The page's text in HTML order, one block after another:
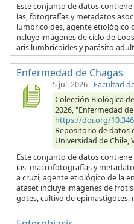
Este conjunto de datos
ías, fotografías y metadatos
lumbricoides, agente etiológico
ncluye imágenes de ciclo de
aris lumbricoides y parásito
Enfermedad de Chagas
5 jul. 2026- Facultad
Colección Biológica
2026, "Enfermedad
https://doi.org/
Repositorio de datos
Universidad de Chile,
Este conjunto de datos
ías, macrofotografías y
a cruzi, agente etiológico de la
ataset incluye imágenes de
gotes, cultivo de epimastigotes,